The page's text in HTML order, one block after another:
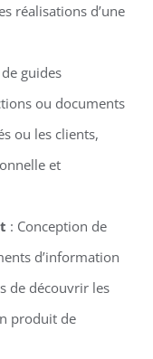
réalisations d’une
guides
ou documents
ou les clients,
et
: Conception de
d’information
de découvrir les
produit de